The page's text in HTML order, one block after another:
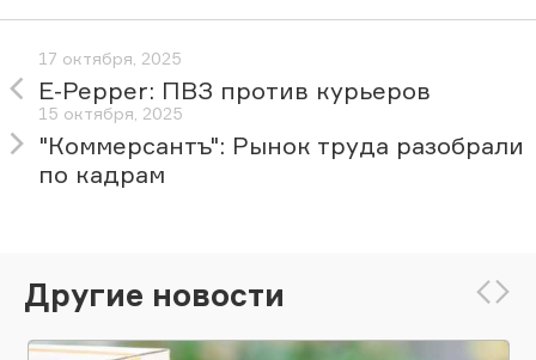
17 октября, 2025
E-Pepper: ПВЗ против курьеров
15 октября, 2025
"Коммерсантъ": Рынок труда разобрали
по кадрам
Другие новости